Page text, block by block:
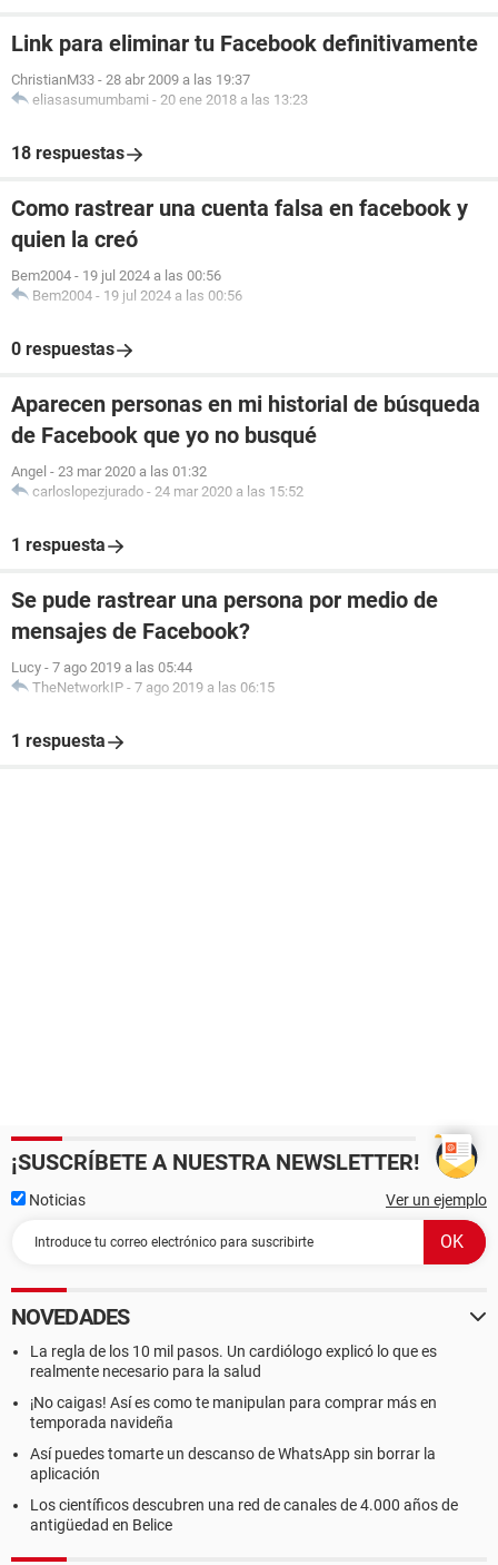
Link para eliminar tu Facebook definitivamente
ChristianM33 - 28 abr 2009 a las 19:37
eliasasumumbami - 20 ene 2018 a las 13:23
18 respuestas
Como rastrear una cuenta falsa en facebook y
quien la creó
Bem2004 - 19 jul 2024 a las 00:56
Bem2004 - 19 jul 2024 a las 00:56
0 respuestas
Aparecen personas en mi historial de búsqueda
de Facebook que yo no busqué
Angel - 23 mar 2020 a las 01:32
carloslopezjurado - 24 mar 2020 a las 15:52
1 respuesta
Se pude rastrear una persona por medio de
mensajes de Facebook?
Lucy - 7 ago 2019 a las 05:44
TheNetworkIP - 7 ago 2019 a las 06:15
1 respuesta
¡SUSCRÍBETE A NUESTRA NEWSLETTER!
Noticias Ver un ejemplo
NOVEDADES
La regla de los 10 mil pasos. Un cardiólogo explicó lo que es
realmente necesario para la salud
¡No caigas! Así es como te manipulan para comprar más en
temporada navideña
Así puedes tomarte un descanso de WhatsApp sin borrar la
aplicación
Los científicos descubren una red de canales de 4.000 años de
antigüedad en Belice